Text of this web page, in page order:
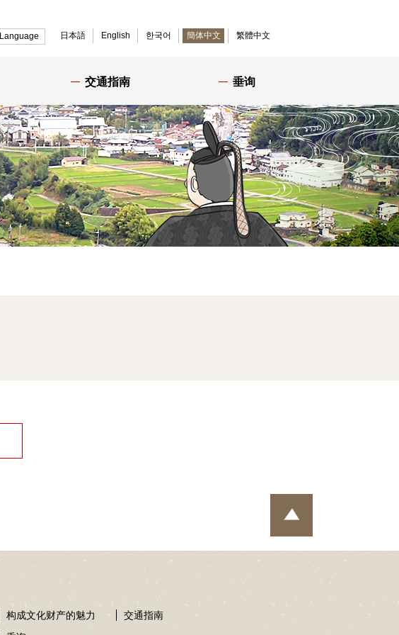
交通指南 垂询
Language 日本語 English 한국어 簡体中文 繁體中文
构成文化财产的魅力
交通指南